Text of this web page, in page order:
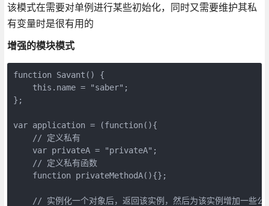
该模式在需要对单例进行某些初始化，同时又需要维护其私
有变量时是很有用的
增强的模块模式
function Savant() {
    this.name = "saber";
};
var application = (function(){
    // 定义私有
    var privateA = "privateA";
    // 定义私有函数
    function privateMethodA(){};
// 实例化一个对象后，返回该实例，然后为该实例增加一些公